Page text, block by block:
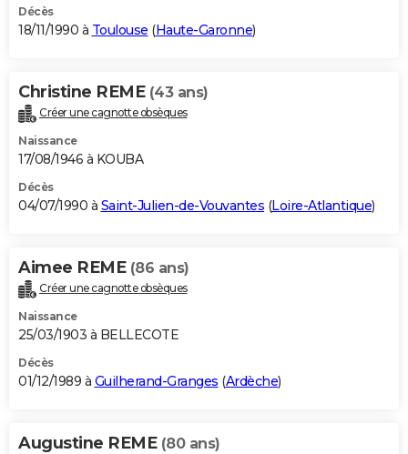
Décès
18/11/1990 à Toulouse (Haute-Garonne)
Christine REME (43 ans)
Créer une cagnotte obsèques
Naissance
17/08/1946 à KOUBA
Décès
04/07/1990 à Saint-Julien-de-Vouvantes (Loire-Atlantique)
Aimee REME (86 ans)
Créer une cagnotte obsèques
Naissance
25/03/1903 à BELLECOTE
Décès
01/12/1989 à Guilherand-Granges (Ardèche)
Augustine REME (80 ans)